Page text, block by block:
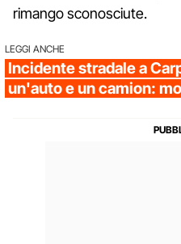
rimango sconosciute.
LEGGI ANCHE
Incidente stradale a
un'auto e un camion: